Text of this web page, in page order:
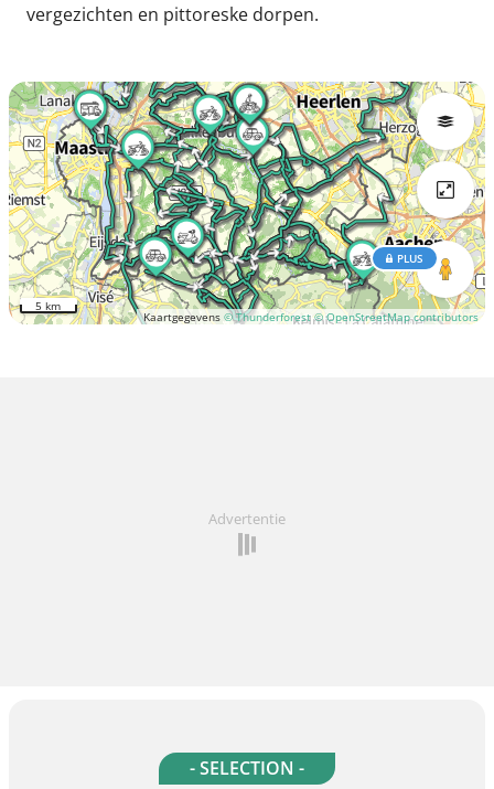
vergezichten en pittoreske dorpen.
Kaartgegevens © Thunderforest © OpenStreetMap contributors
PLUS
5 km
Advertentie
- SELECTION -